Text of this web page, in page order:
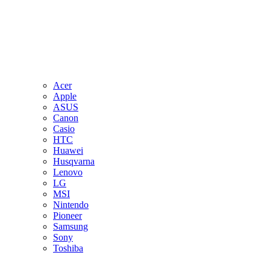
Acer
Apple
ASUS
Canon
Casio
HTC
Huawei
Husqvarna
Lenovo
LG
MSI
Nintendo
Pioneer
Samsung
Sony
Toshiba